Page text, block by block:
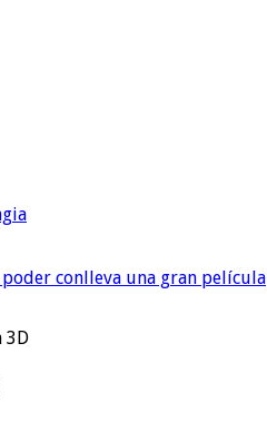
conlleva una gran película
3D